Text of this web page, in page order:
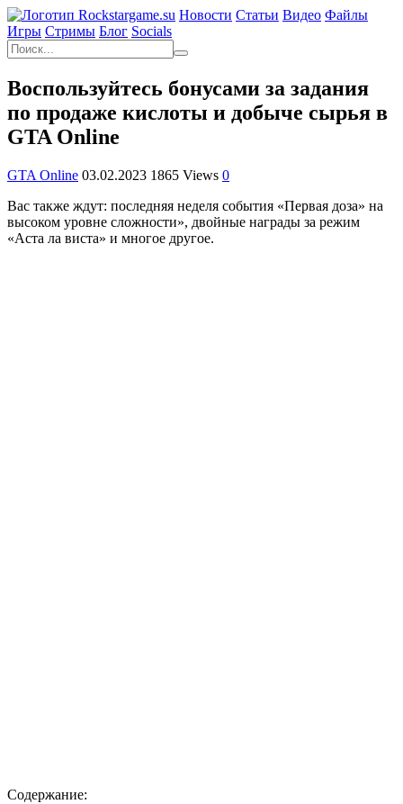
Новости Статьи Видео Файлы
Игры Cтримы Блог Socials
Воспользуйтесь бонусами за задания
по продаже кислоты и добыче сырья в
GTA Online
GTA Online 03.02.2023 1865 Views 0
Вас также ждут: последняя неделя события «Первая доза» на
высоком уровне сложности», двойные награды за режим
«Аста ла виста» и многое другое.
Содержание: